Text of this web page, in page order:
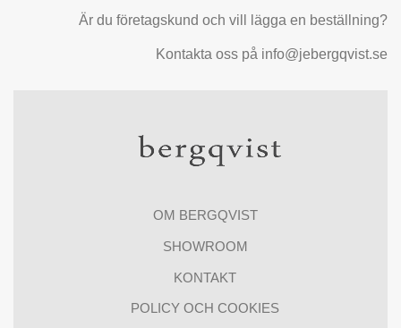
Är du företagskund och vill lägga en beställning?
Kontakta oss på info@jebergqvist.se
OM BERGQVIST
SHOWROOM
KONTAKT
POLICY OCH COOKIES